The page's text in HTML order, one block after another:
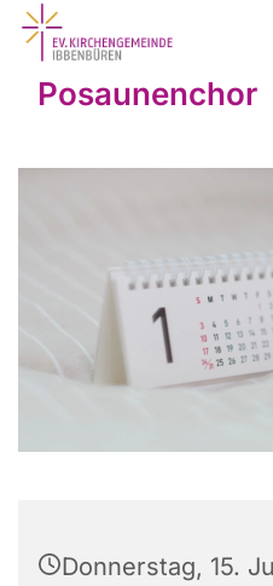
Posaunenchor
Donnerstag, 15.